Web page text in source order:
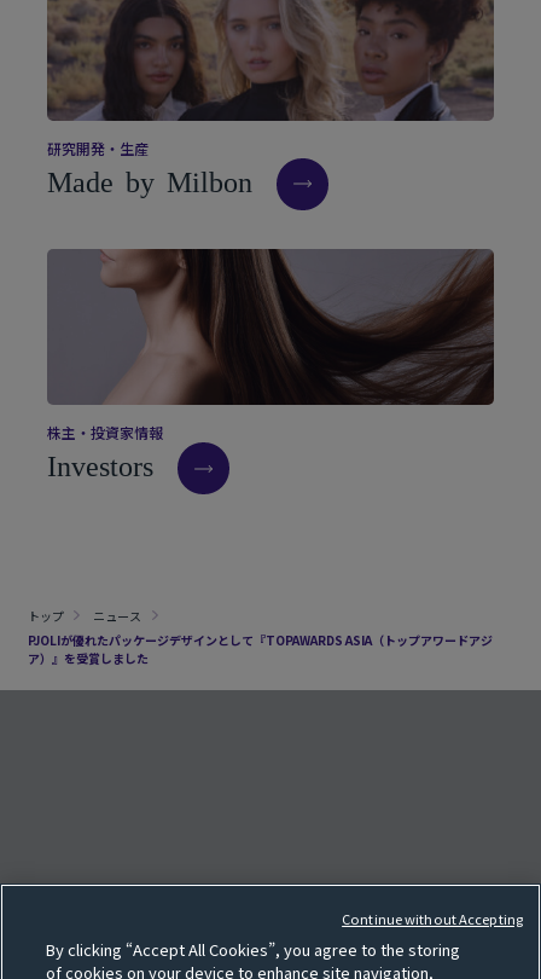
研究開発・ 生産
Made by Milbon
株主 ・ 投資家情報
Investors
トップ
ニュース
PJOLIが優れたパッケージデザインとして『TOPAWARDS ASIA（トップアワードアジ
ア）』を受賞しました
クッキー設定
サイトマップ
By clicking “Accept All Cookies”, you agree to the storing
of cookies on your device to enhance site navigation,
Continue without Accepting